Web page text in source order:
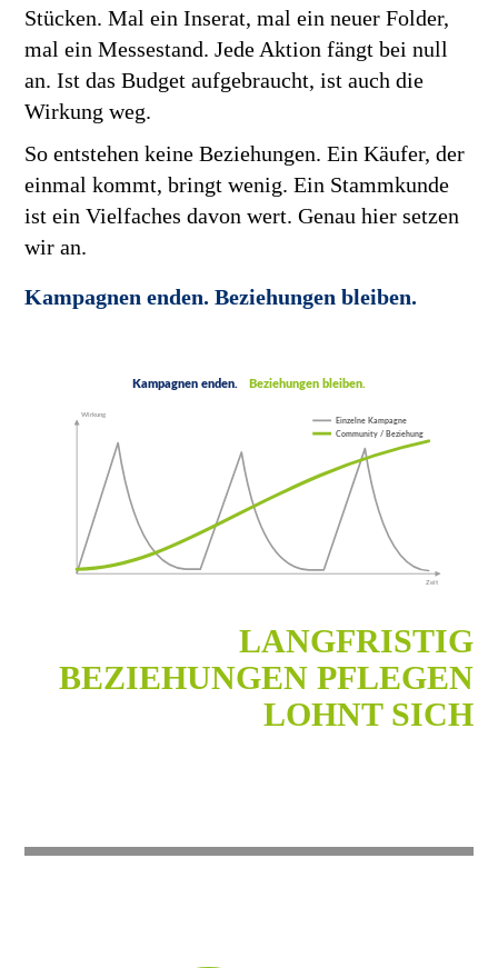
Stücken. Mal ein Inserat, mal ein neuer Folder,
mal ein Messestand. Jede Aktion fängt bei null
an. Ist das Budget aufgebraucht, ist auch die
Wirkung weg.
So entstehen keine Beziehungen. Ein Käufer, der
einmal kommt, bringt wenig. Ein Stammkunde
ist ein Vielfaches davon wert. Genau hier setzen
wir an.
Kampagnen enden. Beziehungen bleiben.
LANGFRISTIG
BEZIEHUNGEN PFLEGEN
LOHNT SICH